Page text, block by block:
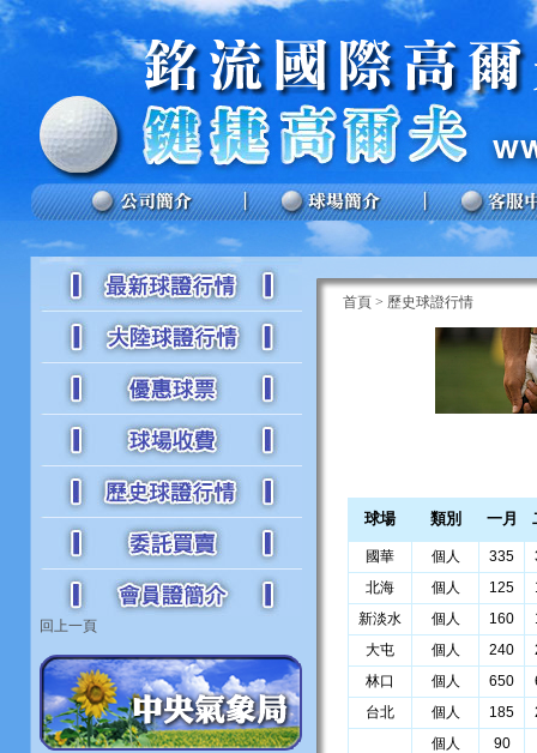
回上一頁
首頁 > 歷史球證行情
球場 類別 一月
國華 個人 335
北海
個人 125
新淡水
個人 160
大屯
個人 240
林口
個人 650
台北
個人 185
個人
90